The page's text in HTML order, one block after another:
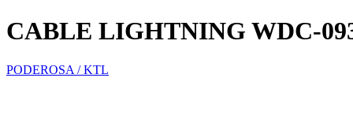
CABLE LIGHTNING WDC-
PODEROSA / KTL